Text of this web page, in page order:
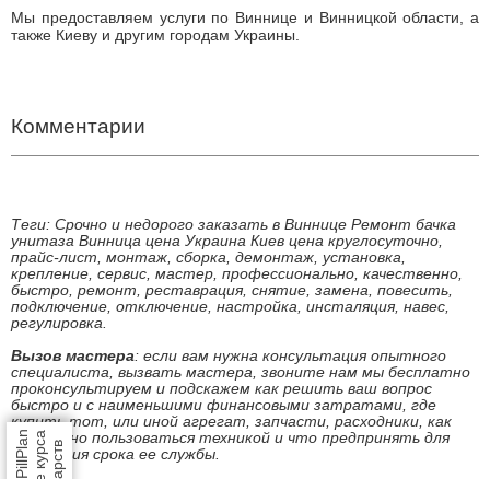
Мы предоставляем услуги по Виннице и Винницкой области, а
также Киеву и другим городам Украины.
Комментарии
Теги: Срочно и недорого заказать в Виннице Ремонт бачка
унитаза Винница цена Украина Киев цена круглосуточно,
прайс-лист, монтаж, сборка, демонтаж, установка,
крепление, сервис, мастер, профессионально, качественно,
быстро, ремонт, реставрация, снятие, замена, повесить,
подключение, отключение, настройка, инсталяция, навес,
регулировка.
Вызов мастера: если вам нужна консультация опытного
специалиста, вызвать мастера, звоните нам мы бесплатно
проконсультируем и подскажем как решить ваш вопрос
быстро и с наименьшими финансовыми затратами, где
купить тот, или иной агрегат, запчасти, расходники, как
безопасно пользоваться техникой и что предпринять для
продления срока ее службы.